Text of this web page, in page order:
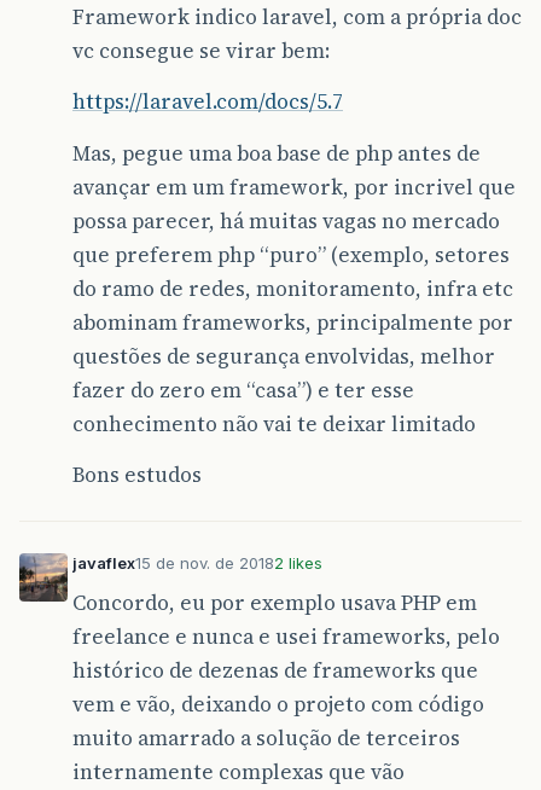
Framework indico laravel, com a própria doc
vc consegue se virar bem:
https://laravel.com/docs/5.7
Mas, pegue uma boa base de php antes de
avançar em um framework, por incrivel que
possa parecer, há muitas vagas no mercado
que preferem php “puro” (exemplo, setores
do ramo de redes, monitoramento, infra etc
abominam frameworks, principalmente por
questões de segurança envolvidas, melhor
fazer do zero em “casa”) e ter esse
conhecimento não vai te deixar limitado
Bons estudos
javaflex15 de nov. de 20182 likes
Concordo, eu por exemplo usava PHP em
freelance e nunca e usei frameworks, pelo
histórico de dezenas de frameworks que
vem e vão, deixando o projeto com código
muito amarrado a solução de terceiros
internamente complexas que vão